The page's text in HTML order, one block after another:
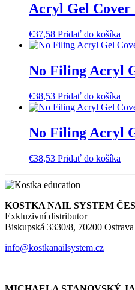
Acryl Gel Cover
€37,58 Pridať do košíka
No Filing Acryl
€38,53 Pridať do košíka
No Filing Acryl
€38,53 Pridať do košíka
KOSTKA NAIL SYSTEM
Exkluzivní distributor
Biskupská 3330/8, 70200 Ostrava
info@kostkanailsystem.cz